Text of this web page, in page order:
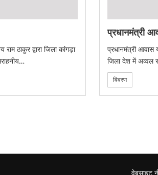
ठाकुर द्वारा जिला कांगड़ा
प्रधानमंत्री
प्रधानमंत्री आवास
जिला देश में अव्वल
विवरण